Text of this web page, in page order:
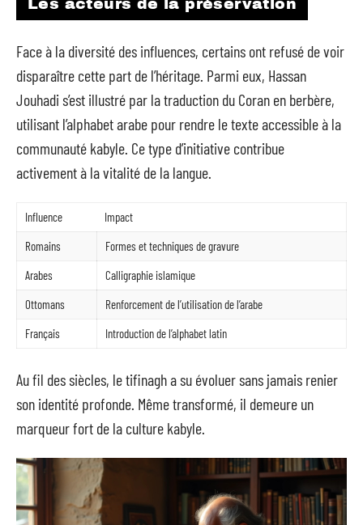
Les acteurs de la préservation
Face à la diversité des influences, certains ont refusé de voir
disparaître cette part de l’héritage. Parmi eux, Hassan
Jouhadi s’est illustré par la traduction du Coran en berbère,
utilisant l’alphabet arabe pour rendre le texte accessible à la
communauté kabyle. Ce type d’initiative contribue
activement à la vitalité de la langue.
Influence
Impact
Romains
Formes et techniques de gravure
Arabes
Calligraphie islamique
Ottomans
Renforcement de l’utilisation de l’arabe
Français
Introduction de l’alphabet latin
Au fil des siècles, le tifinagh a su évoluer sans jamais renier
son identité profonde. Même transformé, il demeure un
marqueur fort de la culture kabyle.